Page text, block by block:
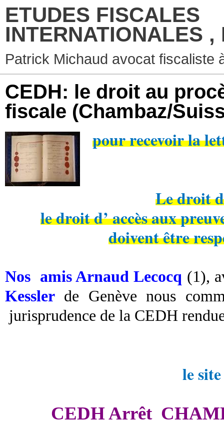
ETUDES FISCALES
INTERNATIONALES ,
Patrick Michaud avocat fiscaliste
CEDH: le droit au
fiscale (Chambaz/
pour recevoir la
Le droit
le droit d’ accès aux
doivent être
Nos amis Arnaud Lecocq (1),
Kessler de Genève nous
jurisprudence de la CEDH
le
CEDH Arrêt